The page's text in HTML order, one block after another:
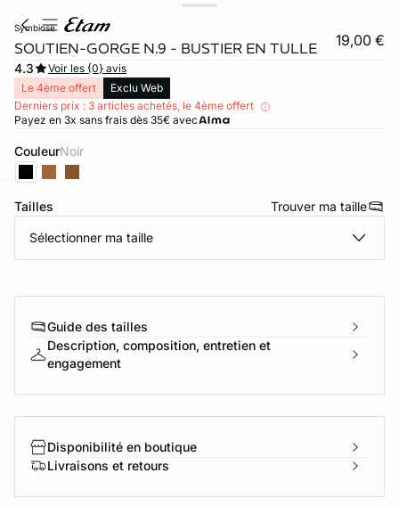
video
symbiose
SOUTIEN-GORGE N.9 - BUSTIER EN TULLE 19,00 €
4.3
Voir les {0} avis
Le 4ème offert
Exclu Web
Derniers prix : 3 articles achetés, le 4ème offert
Payez en 3x sans frais dès 35€ avec
Couleur noir
Tailles Trouver ma taille
Sélectionner ma taille
Guide des tailles
Description, composition, entretien et
engagement
Disponibilité en boutique
Livraisons et retours